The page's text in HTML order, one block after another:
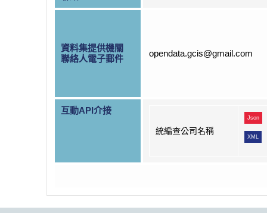
資料集提供機關
聯絡人電子郵件
opendata.gcis@gmail.com
互動API介接
統編查公司名稱
Json
XML